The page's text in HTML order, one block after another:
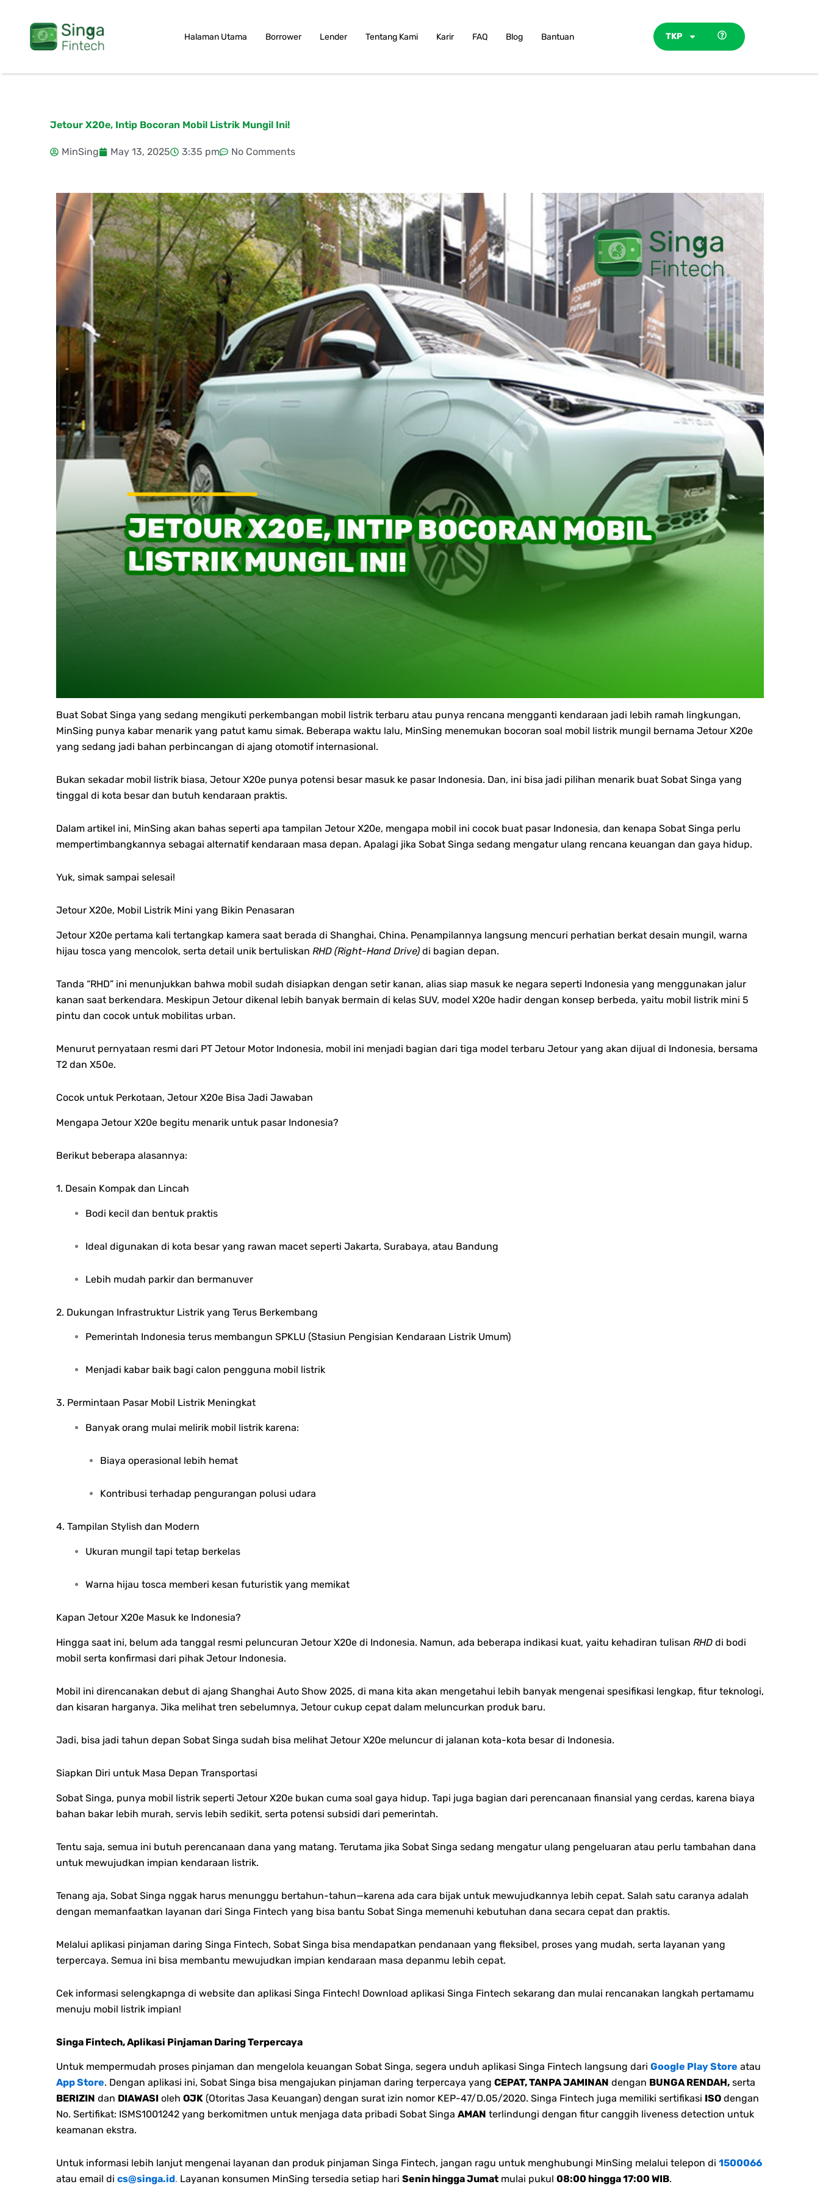
content
Halaman Utama Borrower Lender Tentang Kami Karir FAQ Blog Bantuan TKP
Jetour X20e, Intip Bocoran Mobil Listrik Mungil Ini!
MinSing May 13, 2025 3:35 pm No Comments
Buat Sobat Singa yang sedang mengikuti perkembangan mobil listrik terbaru atau punya rencana mengganti kendaraan jadi lebih ramah lingkungan,
MinSing punya kabar menarik yang patut kamu simak. Beberapa waktu lalu, MinSing menemukan bocoran soal mobil listrik mungil bernama Jetour X20e
yang sedang jadi bahan perbincangan di ajang otomotif internasional.
Bukan sekadar mobil listrik biasa, Jetour X20e punya potensi besar masuk ke pasar Indonesia. Dan, ini bisa jadi pilihan menarik buat Sobat Singa yang
tinggal di kota besar dan butuh kendaraan praktis.
Dalam artikel ini, MinSing akan bahas seperti apa tampilan Jetour X20e, mengapa mobil ini cocok buat pasar Indonesia, dan kenapa Sobat Singa perlu
mempertimbangkannya sebagai alternatif kendaraan masa depan. Apalagi jika Sobat Singa sedang mengatur ulang rencana keuangan dan gaya hidup.
Yuk, simak sampai selesai!
Jetour X20e, Mobil Listrik Mini yang Bikin Penasaran
Jetour X20e pertama kali tertangkap kamera saat berada di Shanghai, China. Penampilannya langsung mencuri perhatian berkat desain mungil, warna
hijau tosca yang mencolok, serta detail unik bertuliskan RHD (Right-Hand Drive) di bagian depan.
Tanda “RHD” ini menunjukkan bahwa mobil sudah disiapkan dengan setir kanan, alias siap masuk ke negara seperti Indonesia yang menggunakan jalur
kanan saat berkendara. Meskipun Jetour dikenal lebih banyak bermain di kelas SUV, model X20e hadir dengan konsep berbeda, yaitu mobil listrik mini 5
pintu dan cocok untuk mobilitas urban.
Menurut pernyataan resmi dari PT Jetour Motor Indonesia, mobil ini menjadi bagian dari tiga model terbaru Jetour yang akan dijual di Indonesia, bersama
T2 dan X50e.
Cocok untuk Perkotaan, Jetour X20e Bisa Jadi Jawaban
Mengapa Jetour X20e begitu menarik untuk pasar Indonesia?
Berikut beberapa alasannya:
1. Desain Kompak dan Lincah
Bodi kecil dan bentuk praktis
Ideal digunakan di kota besar yang rawan macet seperti Jakarta, Surabaya, atau Bandung
Lebih mudah parkir dan bermanuver
2. Dukungan Infrastruktur Listrik yang Terus Berkembang
Pemerintah Indonesia terus membangun SPKLU (Stasiun Pengisian Kendaraan Listrik Umum)
Menjadi kabar baik bagi calon pengguna mobil listrik
3. Permintaan Pasar Mobil Listrik Meningkat
Banyak orang mulai melirik mobil listrik karena:
Biaya operasional lebih hemat
Kontribusi terhadap pengurangan polusi udara
4. Tampilan Stylish dan Modern
Ukuran mungil tapi tetap berkelas
Warna hijau tosca memberi kesan futuristik yang memikat
Kapan Jetour X20e Masuk ke Indonesia?
Hingga saat ini, belum ada tanggal resmi peluncuran Jetour X20e di Indonesia. Namun, ada beberapa indikasi kuat, yaitu kehadiran tulisan RHD di bodi
mobil serta konfirmasi dari pihak Jetour Indonesia.
Mobil ini direncanakan debut di ajang Shanghai Auto Show 2025, di mana kita akan mengetahui lebih banyak mengenai spesifikasi lengkap, fitur teknologi,
dan kisaran harganya. Jika melihat tren sebelumnya, Jetour cukup cepat dalam meluncurkan produk baru.
Jadi, bisa jadi tahun depan Sobat Singa sudah bisa melihat Jetour X20e meluncur di jalanan kota-kota besar di Indonesia.
Siapkan Diri untuk Masa Depan Transportasi
Sobat Singa, punya mobil listrik seperti Jetour X20e bukan cuma soal gaya hidup. Tapi juga bagian dari perencanaan finansial yang cerdas, karena biaya
bahan bakar lebih murah, servis lebih sedikit, serta potensi subsidi dari pemerintah.
Tentu saja, semua ini butuh perencanaan dana yang matang. Terutama jika Sobat Singa sedang mengatur ulang pengeluaran atau perlu tambahan dana
untuk mewujudkan impian kendaraan listrik.
Tenang aja, Sobat Singa nggak harus menunggu bertahun-tahun—karena ada cara bijak untuk mewujudkannya lebih cepat. Salah satu caranya adalah
dengan memanfaatkan layanan dari Singa Fintech yang bisa bantu Sobat Singa memenuhi kebutuhan dana secara cepat dan praktis.
Melalui aplikasi pinjaman daring Singa Fintech, Sobat Singa bisa mendapatkan pendanaan yang fleksibel, proses yang mudah, serta layanan yang
terpercaya. Semua ini bisa membantu mewujudkan impian kendaraan masa depanmu lebih cepat.
Cek informasi selengkapnga di website dan aplikasi Singa Fintech! Download aplikasi Singa Fintech sekarang dan mulai rencanakan langkah pertamamu
menuju mobil listrik impian!
Singa Fintech, Aplikasi Pinjaman Daring Terpercaya
Untuk mempermudah proses pinjaman dan mengelola keuangan Sobat Singa, segera unduh aplikasi Singa Fintech langsung dari Google Play Store atau
App Store. Dengan aplikasi ini, Sobat Singa bisa mengajukan pinjaman daring terpercaya yang CEPAT, TANPA JAMINAN dengan BUNGA RENDAH, serta
BERIZIN dan DIAWASI oleh OJK (Otoritas Jasa Keuangan) dengan surat izin nomor KEP-47/D.05/2020. Singa Fintech juga memiliki sertifikasi ISO dengan
No. Sertifikat: ISMS1001242 yang berkomitmen untuk menjaga data pribadi Sobat Singa AMAN terlindungi dengan fitur canggih liveness detection untuk
keamanan ekstra.
Untuk informasi lebih lanjut mengenai layanan dan produk pinjaman Singa Fintech, jangan ragu untuk menghubungi MinSing melalui telepon di 1500066
atau email di cs@singa.id. Layanan konsumen MinSing tersedia setiap hari Senin hingga Jumat mulai pukul 08:00 hingga 17:00 WIB.